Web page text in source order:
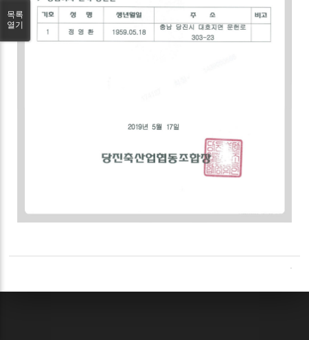
목록
열기